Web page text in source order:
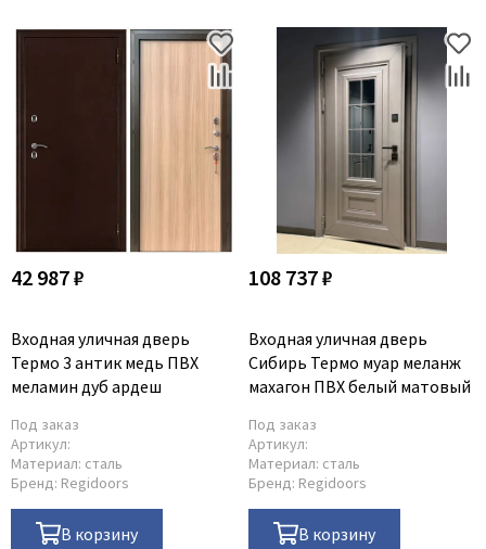
42 987 ₽
Входная уличная дверь
Термо 3 антик медь ПВХ
меламин дуб ардеш
Под заказ
Артикул:
Материал: сталь
Бренд: Regidoors
В корзину
108 737 ₽
Входная уличная дверь
Сибирь Термо муар меланж
махагон ПВХ белый матовый
Под заказ
Артикул:
Материал: сталь
Бренд: Regidoors
В корзину